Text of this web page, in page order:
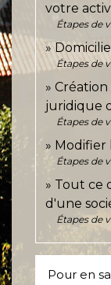
votre
Étapes de
Étapes de
Création
juridique
Étapes de
Modifier
Étapes de
Tout ce
d'une
Étapes de
Pour en